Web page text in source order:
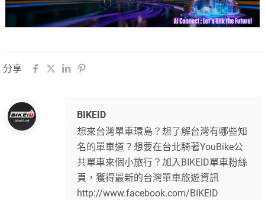
分享
BIKEID
想來台灣單車環島？想了解台灣有哪些知
名的單車道？想要在台北騎著YouBike公
共單車來個小旅行？加入BIKEID單車粉絲
頁，獲得最新的台灣單車旅遊資訊
http://www.facebook.com/BIKEID